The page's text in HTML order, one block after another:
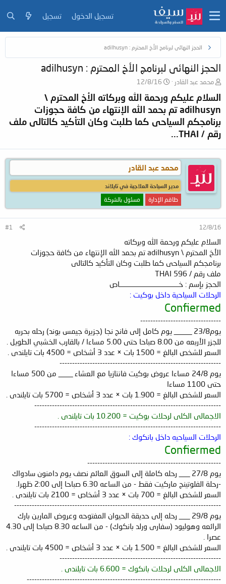
تسجيل الدخول تسجيل
الحجز النهائى لبرنامج الأخ المحترم : adilhusyn
الحجز النهائى لبرنامج الأخ المحترم : adilhusyn
ب
د
ئ
ا
ل
م
ع
محمد عبد القادر
ت
ر
ي
ا
ء
12/8/16
السلام عليكم ورحمة الله وبركاته الأخ المحترم \
adilhusyn تم بحمد الله الإنتهاء من كافة حجوزات
برنامجكم السياحى كما طلبت وكان التأكيد كالتالى ملف
رقم / THAI...
محمد عبد القادر
مدير السياحة العلاجية في تايلاند
طاقم الإدارة مسئول بالشركة
12/8/16
#1
السلام عليكم ورحمة الله وبركاته
الأخ المحترم \ adilhusyn تم بحمد الله الإنتهاء من كافة حجوزات
برنامجكم السياحى كما طلبت وكان التأكيد كالتالى
ملف رقم / THAI 596
الحجز بإسم : خـــــــــــــــــــــــــــــــــــــــاص
الرحلات السياحية داخل بوكيت :
Confiermed
--------------------------------
يوم23/8 _____ يوم كامل إلى فانج نجا (جزيرة جيمس بوند) رحله بحريه
للجزر الأربعه من 8.00 صباحا حتى 5.00 مساءا / بالقارب الخشبي الطويل .
السعر للشخص البالغ = 1500 بات × عدد 3 أشخاص = 4500 بات تايلندى .
----------------------------------------------------------------
يوم 24/8 مساءا عروض بوكيت فانتازيا مع العشاء ____ من 500 مساءا
حتى 1100 مساءا
السعر للشخص البالغ = 1.900 بات × عدد 3 أشخاص = 5700 بات تايلندى .
--------------------------------------------------------------------------
الاجمالى الكلى لرحلات بوكيت = 10.200 بات تايلندى .
--------------------------------------------------------------------------
الرحلات السياحيه داخل بانكوك :
Confiermed
-----------------------------------------------------
يوم 27/8 ___ رحله كاملة إلى السوق العائم نصف يوم دامنون سادواك
-رحلة الفلوتينج ماركيت فقط - من الساعه 6.30 صباحا إلى 2:00 ظهرا.
السعر للشخص البالغ = 700 بات × عدد 3 أشخاص = 2100 بات تايلندى .
----------------------------------------------------------------------------------
يوم 29/8 ___ رحله إلى حديقة الحيوان المفتوحه وعروض المارين بارك
الرائعه وهوليود (سفارى ورلد بانكوك) - من الساعه 8.30 صباحا إلى 4.30
عصرا .
السعر للشخص البالغ = 1.500 بات × عدد 3 أشخاص = 4500 بات تايلندى .
----------------------------------------------------------------
الاجمالى الكلى لرحلات بانكوك = 6.600 بات تايلندى .
-----------------------------------------------------------------------------